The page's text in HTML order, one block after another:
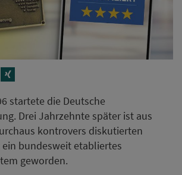
startete die Deutsche
Drei Jahrzehnte später ist aus
kontrovers diskutierten
bundesweit etabliertes
geworden.